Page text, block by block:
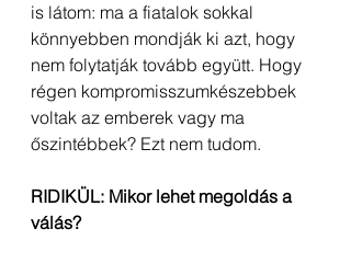
is látom: ma a fiatalok sokkal
könnyebben mondják ki azt, hogy
nem folytatják tovább együtt. Hogy
régen kompromisszumkészebbek
voltak az emberek vagy ma
őszintébbek? Ezt nem tudom.
RIDIKÜL: Mikor lehet megoldás a
válás?